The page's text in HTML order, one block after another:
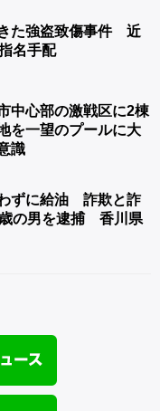
た強盗致傷事件 近
名手配
中心部の激戦区に2棟
を一望のプールに大
識
ずに給油 詐欺と詐
の男を逮捕 香川県